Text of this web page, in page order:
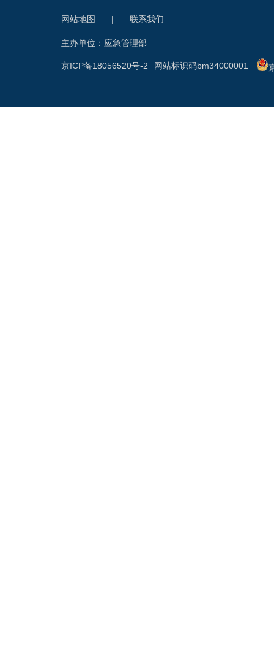
网站地图 | 联系我们
主办单位：应急管理部
网站标识码bm34000001
京ICP备18056520号-2